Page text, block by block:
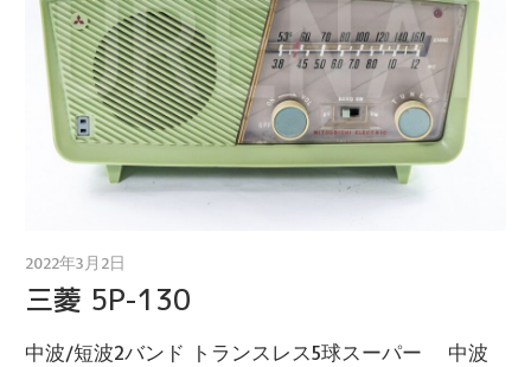
2022年3月2日
三菱 5P-130
中波/短波2バンド トランスレス5球スーパー 中波